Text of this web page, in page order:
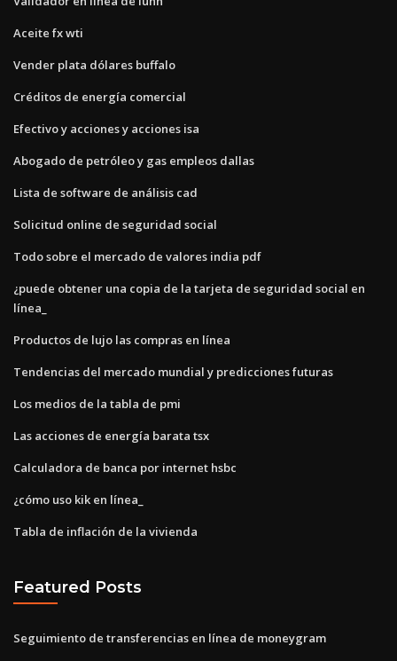
Aceite fx wti
Vender plata dólares buffalo
Créditos de energía comercial
Efectivo y acciones y acciones isa
Abogado de petróleo y gas empleos dallas
Lista de software de análisis cad
Solicitud online de seguridad social
Todo sobre el mercado de valores india pdf
¿puede obtener una copia de la tarjeta de seguridad social en
línea_
Productos de lujo las compras en línea
Tendencias del mercado mundial y predicciones futuras
Los medios de la tabla de pmi
Las acciones de energía barata tsx
Calculadora de banca por internet hsbc
¿cómo uso kik en línea_
Tabla de inflación de la vivienda
Featured Posts
Seguimiento de transferencias en línea de moneygram